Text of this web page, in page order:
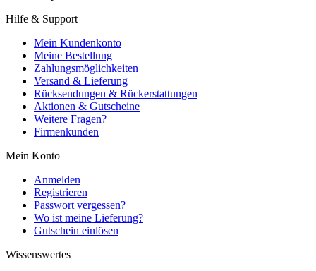
Hilfe & Support
Mein Kundenkonto
Meine Bestellung
Zahlungsmöglichkeiten
Versand & Lieferung
Rücksendungen & Rückerstattungen
Aktionen & Gutscheine
Weitere Fragen?
Firmenkunden
Mein Konto
Anmelden
Registrieren
Passwort vergessen?
Wo ist meine Lieferung?
Gutschein einlösen
Wissenswertes